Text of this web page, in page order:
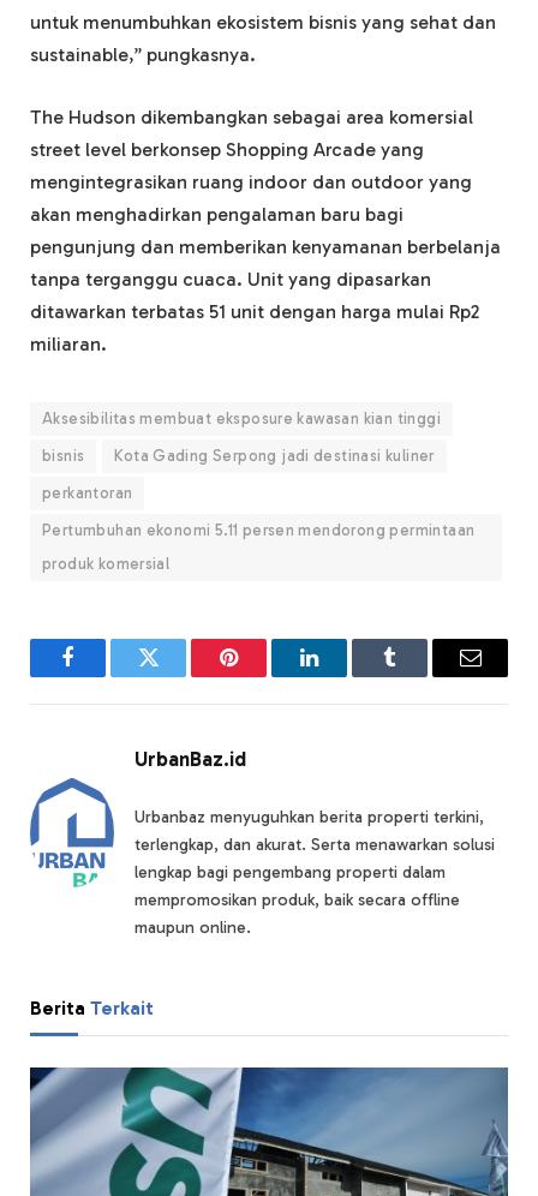
untuk menumbuhkan ekosistem bisnis yang sehat dan
sustainable,” pungkasnya.
The Hudson dikembangkan sebagai area komersial
street level berkonsep Shopping Arcade yang
mengintegrasikan ruang indoor dan outdoor yang
akan menghadirkan pengalaman baru bagi
pengunjung dan memberikan kenyamanan berbelanja
tanpa terganggu cuaca. Unit yang dipasarkan
ditawarkan terbatas 51 unit dengan harga mulai Rp2
miliaran.
Aksesibilitas membuat eksposure kawasan kian tinggi
bisnis Kota Gading Serpong jadi destinasi kuliner
perkantoran
Pertumbuhan ekonomi 5.11 persen mendorong permintaan
produk komersial
FacebookTwitter Pinterest LinkedInTumblr Email
UrbanBaz.id
Urbanbaz menyuguhkan berita properti terkini,
terlengkap, dan akurat. Serta menawarkan solusi
lengkap bagi pengembang properti dalam
mempromosikan produk, baik secara offline
maupun online.
Berita Terkait